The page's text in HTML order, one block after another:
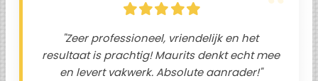
"Zeer professioneel, vriendelijk en het
resultaat is prachtig! Maurits denkt echt mee
en levert vakwerk. Absolute aanrader!"